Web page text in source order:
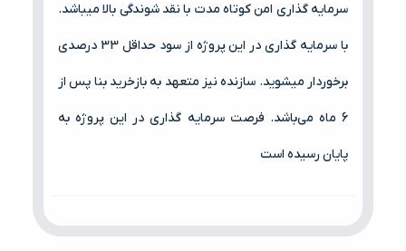
سرمایه گذاری امن کوتاه مدت با نقد شوندگی بالا میباشد.
با سرمایه گذاری در این پروژه از سود حداقل 33 درصدی
برخوردار میشوید. سازنده نیز متعهد به بازخرید بنا پس از
6 ماه می‌باشد. فرصت سرمایه گذاری در این پروژه به
پایان رسیده است